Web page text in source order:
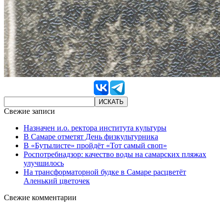
Свежие записи
Назначен и.о. ректора института культуры
В Самаре отметят День физкультурника
В «Бутылисте» пройдёт «Тот самый своп»
Роспотребнадзор: качество воды на самарских пляжах
улучшилось
На трансформаторной будке в Самаре расцветёт
Аленький цветочек
Свежие комментарии